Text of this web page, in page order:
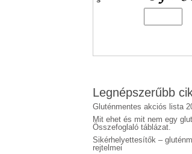
Legnépszerűbb
Gluténmentes akciós lista
Mit ehet és mit nem egy
Összefoglaló táblázat.
Sikérhelyettesítők –
rejtelmei